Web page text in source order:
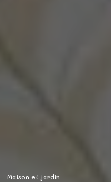
Maison et jardin